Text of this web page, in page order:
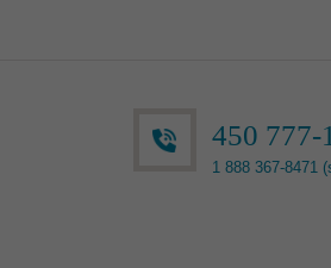
450 777-
1 888 367-8471